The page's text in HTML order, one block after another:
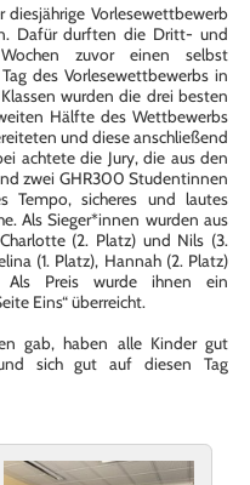
Vorlesewettbewerb
Dafür durften die Dritt- und
zuvor einen selbst
des Vorlesewettbewerbs in
wurden die drei besten
Hälfte des Wettbewerbs
und diese anschließend
achtete die Jury, die aus den
zwei GHR300 Studentinnen
Tempo, sicheres und lautes
Als Sieger*innen wurden aus
(2. Platz) und Nils (3.
(1. Platz), Hannah (2. Platz)
Als Preis wurde ihnen ein
Eins“ überreicht.
gab, haben alle Kinder gut
sich gut auf diesen Tag